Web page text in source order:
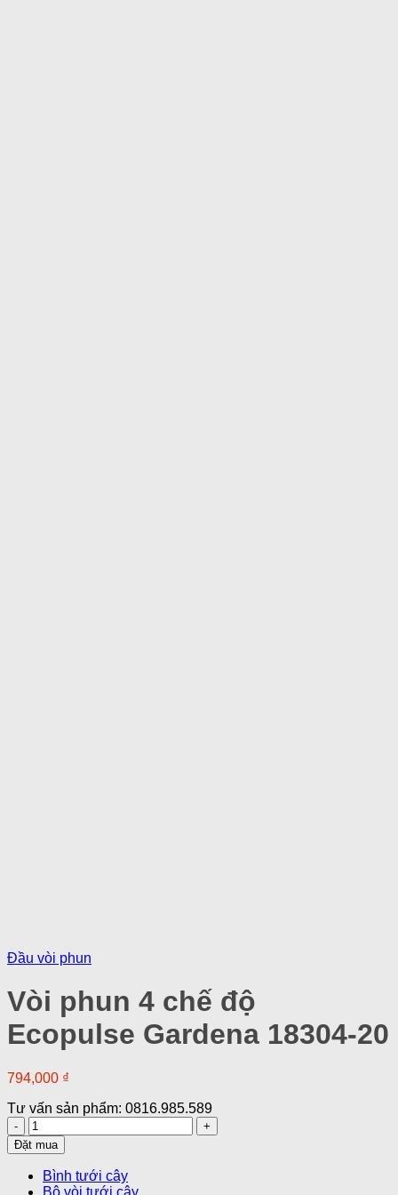
Đầu vòi phun
Vòi phun 4 chế độ
Ecopulse Gardena 18304-20
794,000 ₫
Tư vấn sản phẩm: 0816.985.589
Vòi
phun
4
chế
độ
Đặt mua
Bình tưới cây
Bộ vòi tưới cây